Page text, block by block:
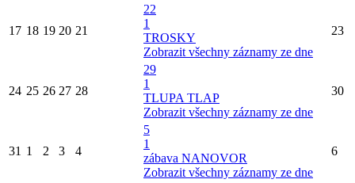
17 18 19 20 21
22
1
TROSKY
Zobrazit všechny záznamy ze dne
23
24 25 26 27 28
29
1
TLUPA TLAP
Zobrazit všechny záznamy ze dne
30
31 1 2 3 4
5
1
zábava NANOVOR
Zobrazit všechny záznamy ze dne
6